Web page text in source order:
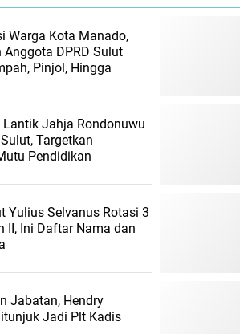
Warga Kota Manado,
DPRD Sulut
Pinjol, Hingga
Lantik Jahja Rondonuwu
Targetkan
Pendidikan
Yulius Selvanus Rotasi 3
II, Ini Daftar Nama dan
Jabatan, Hendry
Jadi Plt Kadis